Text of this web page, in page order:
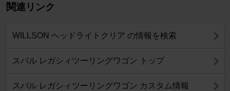
関連リンク
WILLSON ヘッドライトクリア の情報を検索
スバル レガシィツーリングワゴン トップ
スバル レガシィツーリングワゴン カスタム情報